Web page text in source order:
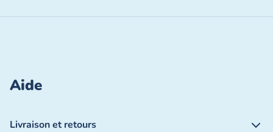
Aide
Livraison et retours